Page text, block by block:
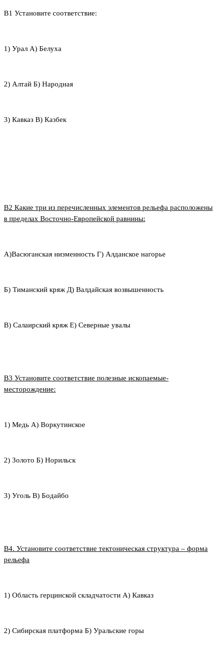
В1 Установите соответствие:
1) Урал А) Белуха
2) Алтай Б) Народная
3) Кавказ В) Казбек
В2 Какие три из перечисленных элементов рельефа расположены
в пределах Восточно-Европейской равнины:
А)Васюганская низменность Г) Алданское нагорье
Б) Тиманский кряж Д) Валдайская возвышенность
В) Салаирский кряж Е) Северные увалы
В3 Установите соответствие полезные ископаемые-
месторождение:
1) Медь А) Воркутинское
2) Золото Б) Норильск
3) Уголь В) Бодайбо
В4. Установите соответствие тектоническая структура – форма
рельефа
1) Область герцинской складчатости А) Кавказ
2) Сибирская платформа Б) Уральские горы